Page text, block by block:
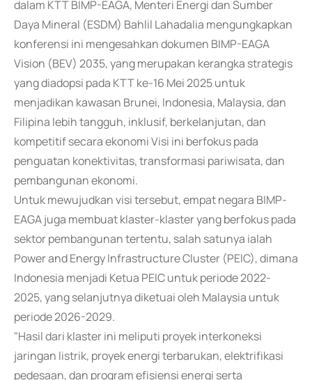
dalam KTT BIMP-EAGA, Menteri Energi dan Sumber
Daya Mineral (ESDM) Bahlil Lahadalia mengungkapkan
konferensi ini mengesahkan dokumen BIMP-EAGA
Vision (BEV) 2035, yang merupakan kerangka strategis
yang diadopsi pada KTT ke-16 Mei 2025 untuk
menjadikan kawasan Brunei, Indonesia, Malaysia, dan
Filipina lebih tangguh, inklusif, berkelanjutan, dan
kompetitif secara ekonomi Visi ini berfokus pada
penguatan konektivitas, transformasi pariwisata, dan
pembangunan ekonomi.
Untuk mewujudkan visi tersebut, empat negara BIMP-
EAGA juga membuat klaster-klaster yang berfokus pada
sektor pembangunan tertentu, salah satunya ialah
Power and Energy Infrastructure Cluster (PEIC), dimana
Indonesia menjadi Ketua PEIC untuk periode 2022-
2025, yang selanjutnya diketuai oleh Malaysia untuk
periode 2026-2029.
"Hasil dari klaster ini meliputi proyek interkoneksi
jaringan listrik, proyek energi terbarukan, elektrifikasi
pedesaan, dan program efisiensi energi serta